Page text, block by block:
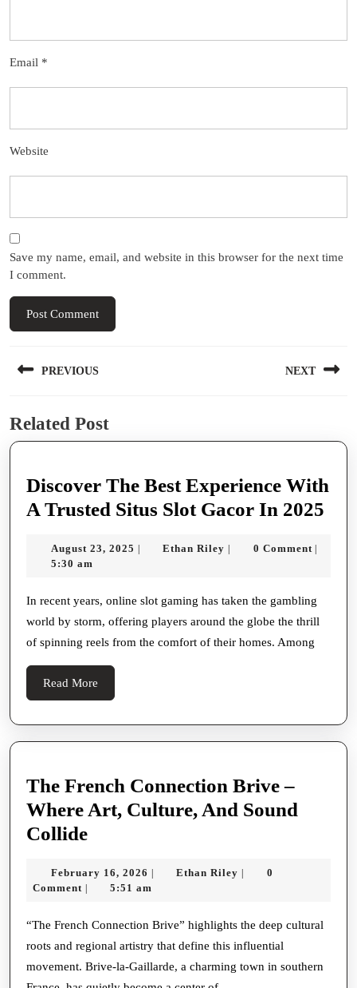
Email *
Website
Save my name, email, and website in this browser for the next time
I comment.
navigation
PREVIOUS
post:
NEXT
Related Post
Discover The Best Experience With
A Trusted Situs Slot Gacor In 2025
In
August 23, 2025 August
| Ethan Riley Ethan
| 0 Comment |
5:30 am
In recent years, online slot gaming has taken the gambling
world by storm, offering players around the globe the thrill
of spinning reels from the comfort of their homes. Among
Read More
More
The French Connection Brive –
Where Art, Culture, And Sound
CollideThe
Connection
–
Where
Art,
February 16, 2026 February
16,
| Ethan Riley Ethan
|
0
Comment | 5:51 am
“The French Connection Brive” highlights the deep cultural
roots and regional artistry that define this influential
movement. Brive-la-Gaillarde, a charming town in southern